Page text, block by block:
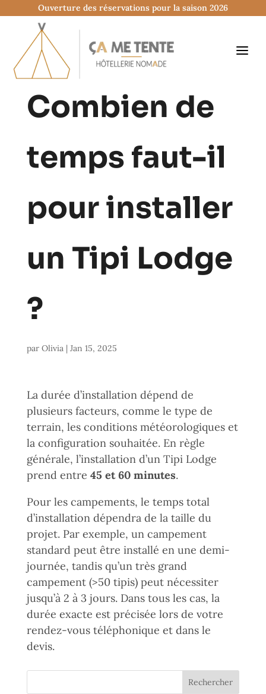
Ouverture des réservations pour la saison 2026
Combien de
temps faut-il
pour installer
un Tipi Lodge
?
par Olivia| Jan 15, 2025
La durée d’installation dépend de
plusieurs facteurs, comme le type de
terrain, les conditions météorologiques et
la configuration souhaitée. En règle
générale, l’installation d’un Tipi Lodge
prend entre 45 et 60 minutes.
Pour les campements, le temps total
d’installation dépendra de la taille du
projet. Par exemple, un campement
standard peut être installé en une demi-
journée, tandis qu’un très grand
campement (>50 tipis) peut nécessiter
jusqu’à 2 à 3 jours. Dans tous les cas, la
durée exacte est précisée lors de votre
rendez-vous téléphonique et dans le
devis.
Rechercher